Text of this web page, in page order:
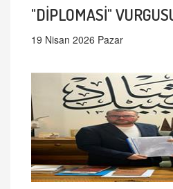
"DİPLOMASİ"
19 Nisan 2026 Pazar